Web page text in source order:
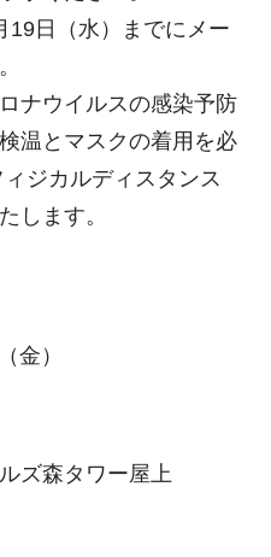
日（水）までにメー
ナウイルスの感染予防
温とマスクの着用を必
ジカルディスタンス
します。
金）
ズ森タワー屋上